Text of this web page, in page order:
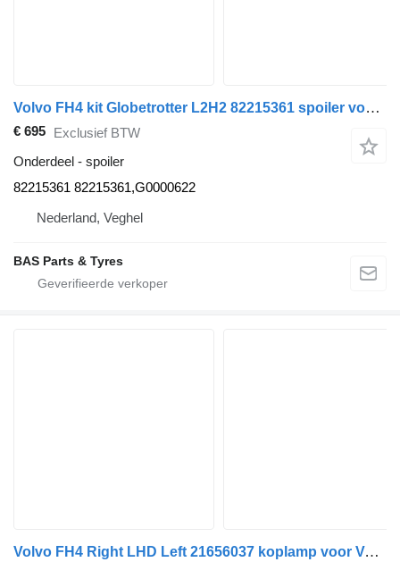
Volvo FH4 kit Globetrotter L2H2 82215361 spoiler voor Volvo FH4 vrachtwagen
€ 695 Exclusief BTW
Onderdeel - spoiler
82215361 82215361,G0000622
Nederland, Veghel
BAS Parts & Tyres
Volvo FH4 Right LHD Left 21656037 koplamp voor Volvo FH4 vrachtwagen